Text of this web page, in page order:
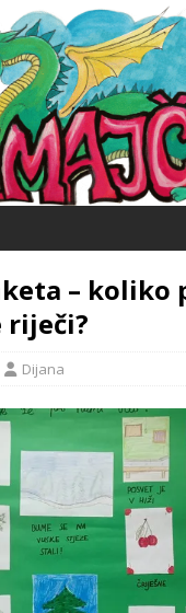
– koliko
riječi?
Dijana